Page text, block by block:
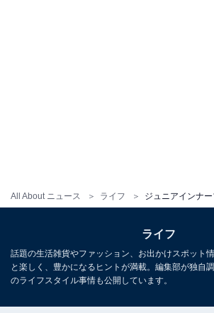
All About ニュース ライフ
ライフ
話題の生活雑貨やファッション、お出かけスポット
と楽しく、豊かになるヒントが満載。編集部が独自
のライフスタイル事情も公開しています。